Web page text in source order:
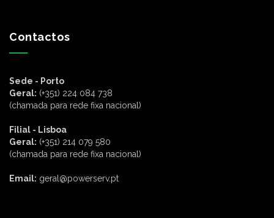
Contactos
Sede - Porto
Geral: (+351) 224 084 738
(chamada para rede fixa nacional)
Filial - Lisboa
Geral: (+351) 214 079 580
(chamada para rede fixa nacional)
Email: geral@powerserv.pt